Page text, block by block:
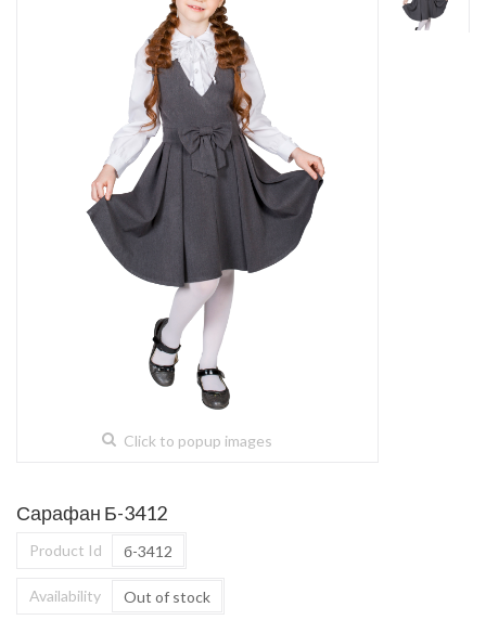
Click to popup images
Сарафан Б-3412
Product Id б-3412
Availability Out of stock